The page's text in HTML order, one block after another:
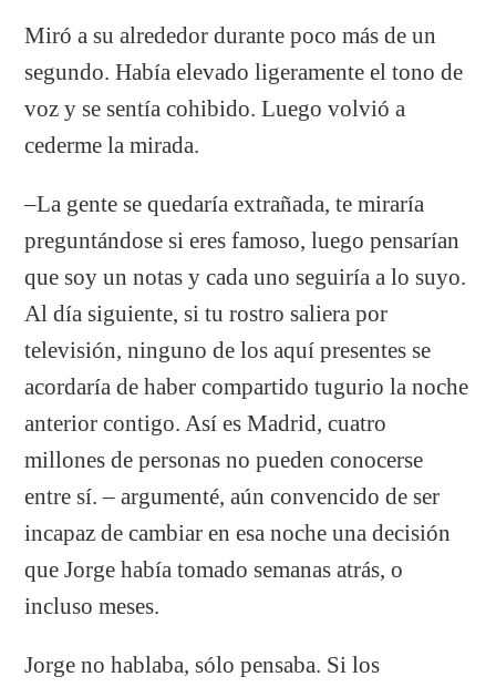
Miró a su alrededor durante poco más de un
segundo. Había elevado ligeramente el tono de
voz y se sentía cohibido. Luego volvió a
cederme la mirada.
–La gente se quedaría extrañada, te miraría
preguntándose si eres famoso, luego pensarían
que soy un notas y cada uno seguiría a lo suyo.
Al día siguiente, si tu rostro saliera por
televisión, ninguno de los aquí presentes se
acordaría de haber compartido tugurio la noche
anterior contigo. Así es Madrid, cuatro
millones de personas no pueden conocerse
entre sí. – argumenté, aún convencido de ser
incapaz de cambiar en esa noche una decisión
que Jorge había tomado semanas atrás, o
incluso meses.
Jorge no hablaba, sólo pensaba. Si los